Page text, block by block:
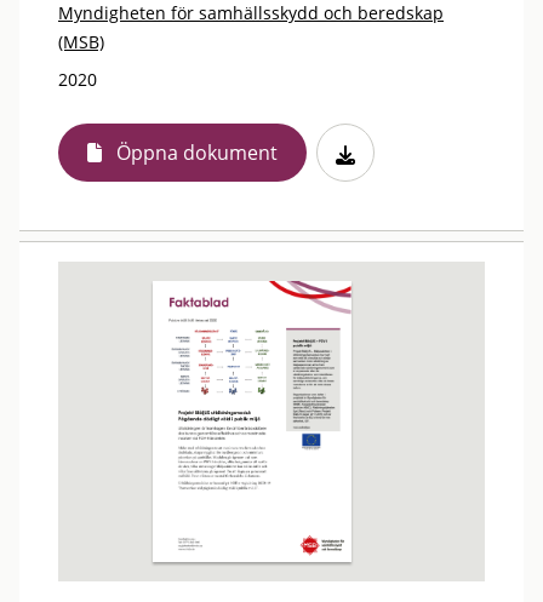
Myndigheten för samhällsskydd och beredskap
(MSB)
2020
Öppna dokument